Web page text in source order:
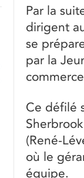
Par la
dirigent
se
par la
Ce défilé
(René-
où le
équipe.